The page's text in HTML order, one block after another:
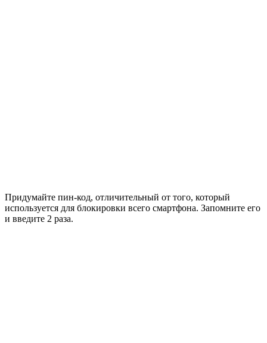
Придумайте пин-код, отличительный от того, который
используется для блокировки всего смартфона. Запомните его
и введите 2 раза.